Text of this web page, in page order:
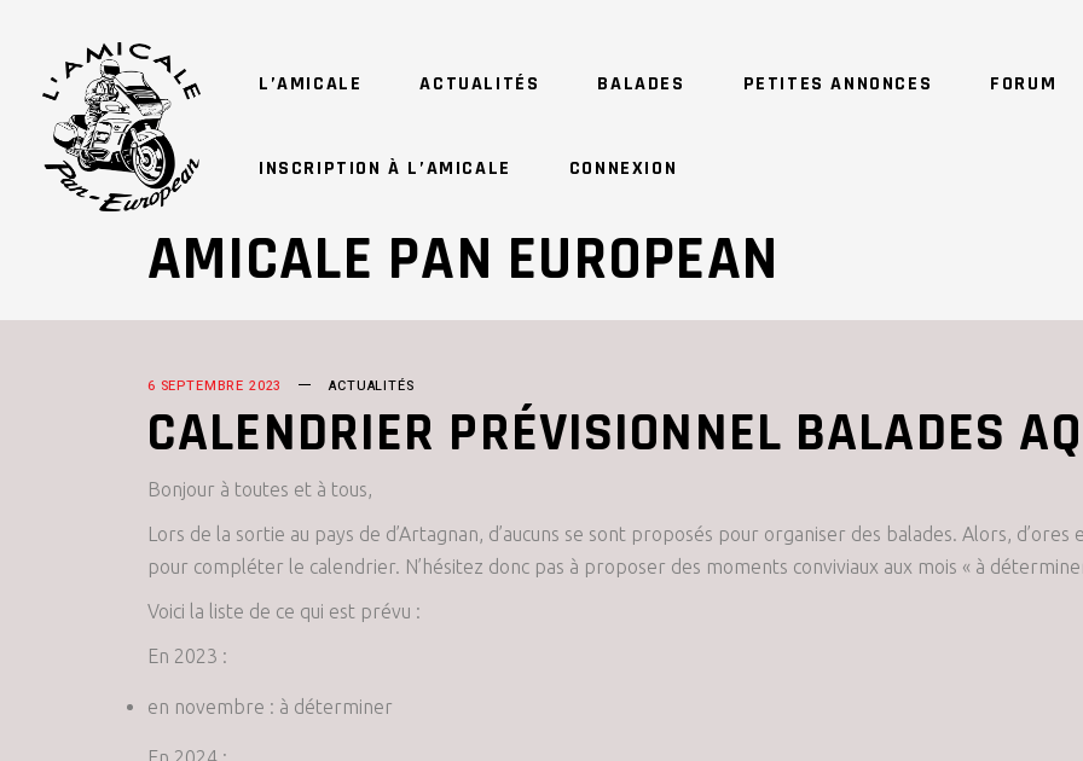
L’AMICALE ACTUALITÉS BALADES PETITES ANNONCES FORUM
INSCRIPTION À L’AMICALE CONNEXION
AMICALE PAN EUROPEAN
6 SEPTEMBRE 2023 ACTUALITÉS
CALENDRIER PRÉVISIONNEL BALADES
Bonjour à toutes et à tous,
Lors de la sortie au pays de d’Artagnan, d’aucuns se sont proposés pour organiser des balades. Alors,
pour compléter le calendrier. N’hésitez donc pas à proposer des moments conviviaux aux mois « à
Voici la liste de ce qui est prévu :
En 2023 :
en novembre : à déterminer